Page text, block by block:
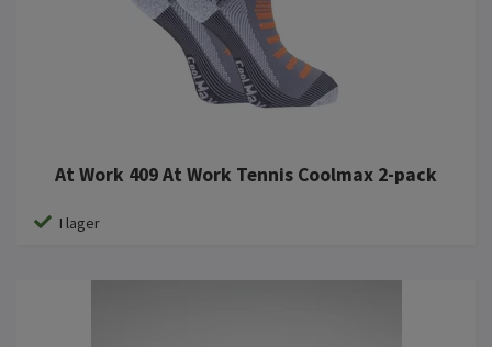
At Work 409 At Work Tennis Coolmax 2-pack
I lager